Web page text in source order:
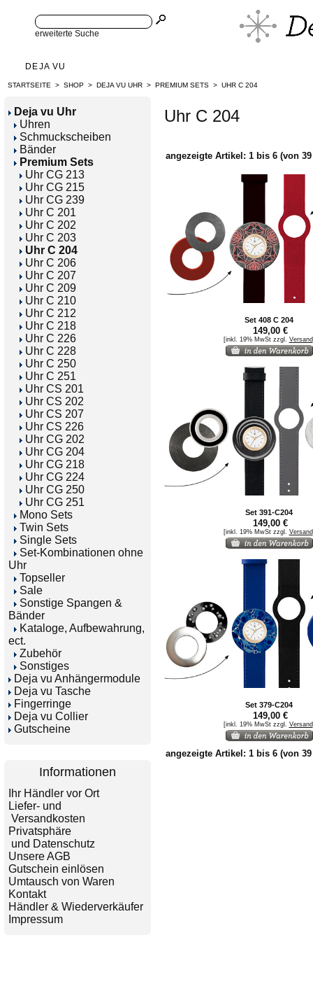
erweiterte Suche
DEJA VU
STARTSEITE > SHOP > DEJA VU UHR > PREMIUM SETS > UHR C 204
Deja vu Uhr
Uhren
Schmuckscheiben
Bänder
Premium Sets
Uhr CG 213
Uhr CG 215
Uhr CG 239
Uhr C 201
Uhr C 202
Uhr C 203
Uhr C 204
Uhr C 206
Uhr C 207
Uhr C 209
Uhr C 210
Uhr C 212
Uhr C 218
Uhr C 226
Uhr C 228
Uhr C 250
Uhr C 251
Uhr CS 201
Uhr CS 202
Uhr CS 207
Uhr CS 226
Uhr CG 202
Uhr CG 204
Uhr CG 218
Uhr CG 224
Uhr CG 250
Uhr CG 251
Mono Sets
Twin Sets
Single Sets
Set-Kombinationen ohne
Uhr
Topseller
Sale
Sonstige Spangen &
Bänder
Kataloge, Aufbewahrung,
ect.
Zubehör
Sonstiges
Deja vu Anhängermodule
Deja vu Tasche
Fingerringe
Deja vu Collier
Gutscheine
Informationen
Ihr Händler vor Ort
Liefer- und
Versandkosten
Privatsphäre
und Datenschutz
Unsere AGB
Gutschein einlösen
Umtausch von Waren
Kontakt
Händler & Wiederverkäufer
Impressum
Uhr C 204
angezeigte Artikel: 1 bis 6 (von 39
Set 408 C 204
149,00 €
[inkl. 19% MwSt zzgl. Versand
Set 391-C204
149,00 €
[inkl. 19% MwSt zzgl. Versand
Set 379-C204
149,00 €
[inkl. 19% MwSt zzgl. Versand
angezeigte Artikel: 1 bis 6 (von 39